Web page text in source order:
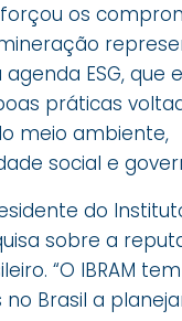
os
agenda ESG, que
práticas
meio ambiente,
social e
do
sobre a
“O IBRAM
Brasil a